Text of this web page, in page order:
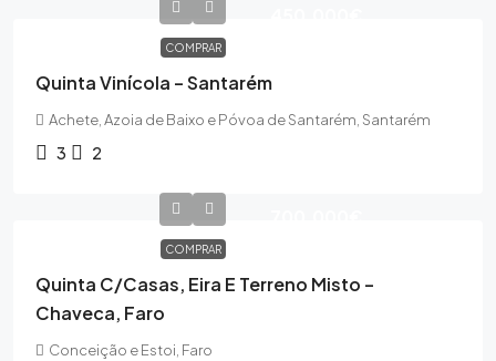
COMPRAR
Quinta Vinícola – Santarém
Achete, Azoia de Baixo e Póvoa de Santarém, Santarém
3 2
COMPRAR
Quinta C/casas, Eira E Terreno Misto –
Chaveca, Faro
Conceição e Estoi, Faro